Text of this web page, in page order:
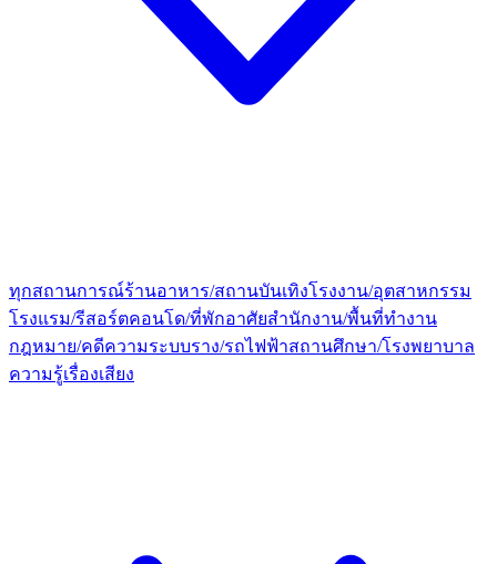
ทุกสถานการณ์ร้านอาหาร/สถานบันเทิงโรงงาน/อุตสาหกรรม
โรงแรม/รีสอร์ตคอนโด/ที่พักอาศัยสำนักงาน/พื้นที่ทำงาน
กฎหมาย/คดีความระบบราง/รถไฟฟ้าสถานศึกษา/โรงพยาบาล
ความรู้เรื่องเสียง